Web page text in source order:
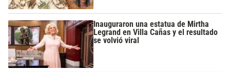
Inauguraron una estatua de Mirtha
Legrand en Villa Cañas y el resultado
se volvió viral